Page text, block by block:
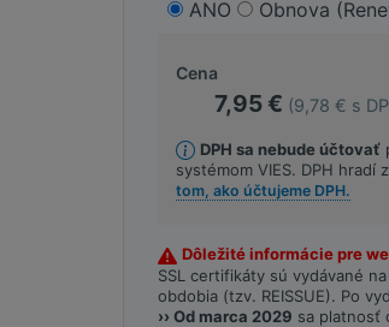
ANO Obnova
Cena
7,95 € (9,78 € s
DPH sa nebude účtovať
systémom VIES. DPH hradí
tom, ako účtujeme DPH.
Dôležité informácie pre
SSL certifikáty sú vydávané
obdobia (tzv. REISSUE). Po
›› Od marca 2029 sa platnosť